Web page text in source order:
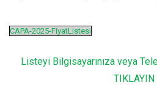
CAPA-2025-FiyatListesi
Listeyi Bilgisayarınıza veya
TIKLAYIN